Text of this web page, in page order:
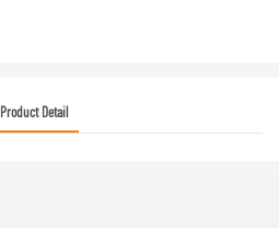
Product Detail